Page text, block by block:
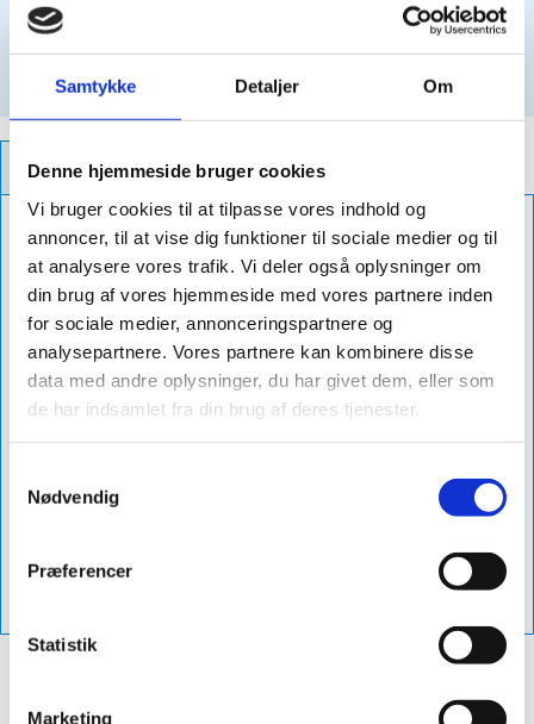
Samtykke Detaljer Om
Denne hjemmeside bruger cookies
Vi bruger cookies til at tilpasse vores indhold og
annoncer, til at vise dig funktioner til sociale medier og til
at analysere vores trafik. Vi deler også oplysninger om
din brug af vores hjemmeside med vores partnere inden
for sociale medier, annonceringspartnere og
analysepartnere. Vores partnere kan kombinere disse
data med andre oplysninger, du har givet dem, eller som
de har indsamlet fra din brug af deres tjenester.
Nødvendig
Præferencer
Statistik
Marketing
Kun for professionelle. Intet salg til private kunder.
For at købe dette produkt, skal du værelogget ind
Opret login
PRODUKTFAKTA
Diameter
ø140-160
Str
xl+100 mm
Db Nummer
2345985
Levering
1-3 dage
Produktnavn
sabetoflex dampspærre membran med
hul ø140-160 xl+100 mm 25stk
3.335,00 excl. moms - (4.168,75 inkl.